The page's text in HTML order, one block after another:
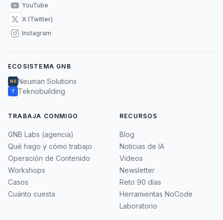
YouTube
X (Twitter)
Instagram
ECOSISTEMA GNB
NS Neuman Solutions
T Teknobuilding
TRABAJA CONMIGO
GNB Labs (agencia)
Qué hago y cómo trabajo
Operación de Contenido
Workshops
Casos
Cuánto cuesta
RECURSOS
Blog
Noticias de IA
Videos
Newsletter
Reto 90 días
Herramientas NoCode
Laboratorio